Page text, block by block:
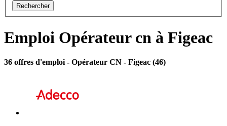
Rechercher
Emploi Opérateur cn à Figeac
36 offres d'emploi - Opérateur CN - Figeac (46)